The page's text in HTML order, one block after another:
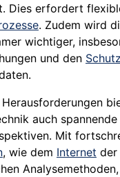
Dies erfordert
. Zudem wird
wichtiger,
und den Schutz
auch spannende
Mit
, wie dem Internet der